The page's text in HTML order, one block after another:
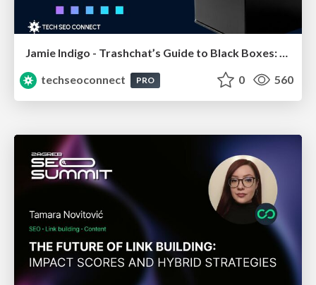
Jamie Indigo - Trashchat’s Guide to Black Boxes: Technical SEO Tactics for LLMs
techseoconnect
PRO 0 560